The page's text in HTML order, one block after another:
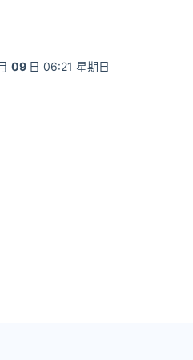
09 日 06:21 星期日